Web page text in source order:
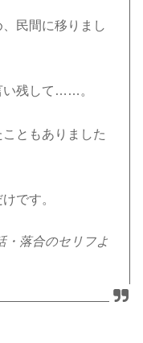
民間に移りまし
い残して……。
ともありました
です。
・落合のセリフよ